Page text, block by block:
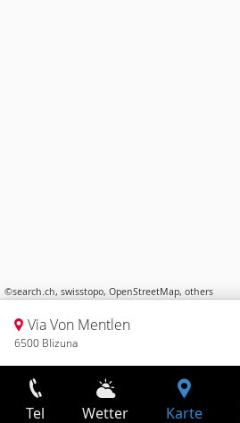
©search.ch, swisstopo, OpenStreetMap, others
Via Von Mentlen
6500 Blizuna
Tel Wetter Karte